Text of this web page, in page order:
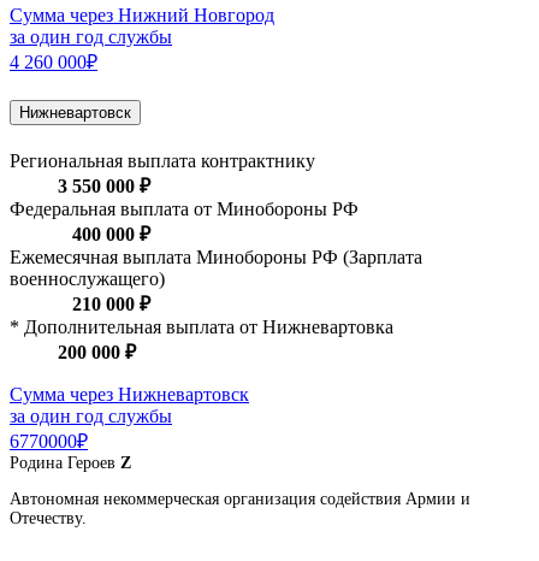
Сумма через Нижний Новгород
за один год службы
4 260 000₽
Нижневартовск
Региональная выплата контрактнику
3 550 000 ₽
Федеральная выплата от Минобороны РФ
400 000 ₽
Ежемесячная выплата Минобороны РФ (Зарплата
военнослужащего)
210 000 ₽
* Дополнительная выплата от Нижневартовка
200 000 ₽
Сумма через Нижневартовск
за один год службы
6770000₽
Родина Героев Z
Автономная некоммерческая организация содействия Армии и
Отечеству.